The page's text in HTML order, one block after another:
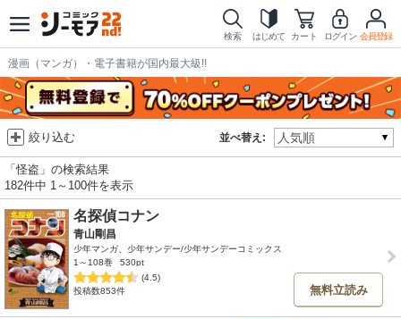
検索 はじめて カート ログイン 会員登録
漫画（マンガ）・電子書籍が国内最大級!!
並べ替え:
絞り込む
「怪盗」の検索結果
182件中 1～100件を表示
名探偵コナン
青山剛昌
少年マンガ、少年サンデー/少年サンデーコミックス
1～108巻
530pt
(4.5)
投稿数853件
無料立読み